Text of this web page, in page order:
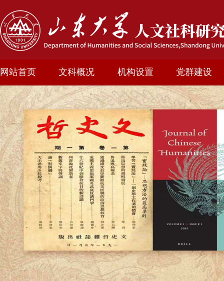
网站首页 文科概况 机构设置 党群建设